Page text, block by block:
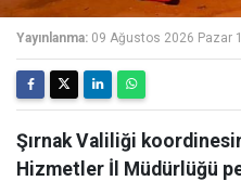
Yayınlanma: 09 Ağustos 2026 Pazar
Şırnak Valiliği
Hizmetler İl Müdürlüğü